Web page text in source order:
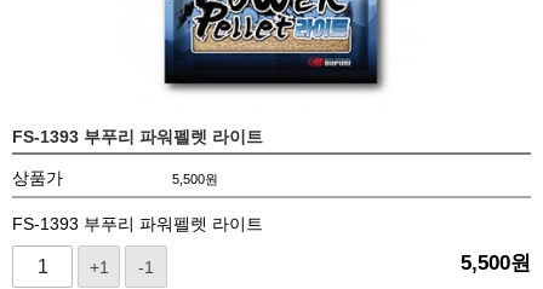
FS-1393 부푸리 파워펠렛 라이트
상품가 5,500원
FS-1393 부푸리 파워펠렛 라이트
+1 -1 5,500원